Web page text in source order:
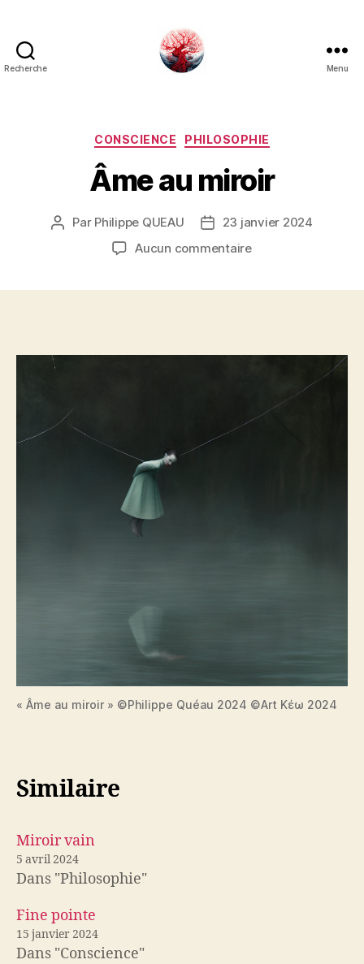
Recherche Menu
Catégories
CONSCIENCE PHILOSOPHIE
Âme au miroir
Auteur
Par Philippe QUEAU
Date23 janvier 2024
Aucun commentairesur
« Âme au miroir » ©Philippe Quéau 2024 ©Art Κέω 2024
Similaire
Miroir vain
5 avril 2024
Dans "Philosophie"
Fine pointe
15 janvier 2024
Dans "Conscience"